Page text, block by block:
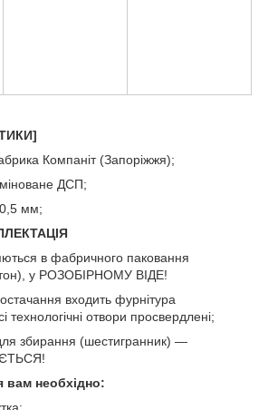
Компаніт (Запоріжжя);
ДСП;
мм;
в фабричного паковання
у РОЗОБІРНОМУ ВІДЕ!
входить фурнітура
технологічні отвори просвердлені;
збирання (шестигранник) —
вам необхідно: